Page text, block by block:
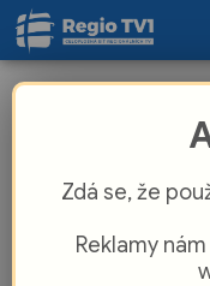
kamene“.
Zdá se, že
Reklamy